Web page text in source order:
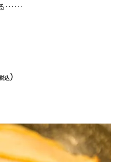
る……
込）